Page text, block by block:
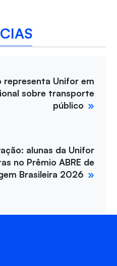
Unifor em
sobre transporte
público
alunas da Unifor
no Prêmio ABRE de
Brasileira 2026